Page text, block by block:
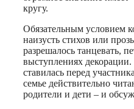
кругу.
Обязательным условием
наизусть стихов или
разрешалось танцевать,
выступлениях декорации.
ставилась перед
семье действительно
родители и дети – и